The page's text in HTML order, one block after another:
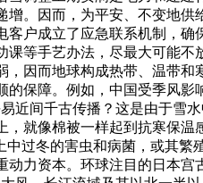
增。因而，为平安、不变地
客户成立了应急联系机制，
课等手艺办法，尽最大可能
因而地球构成热带、温带
的保障。例如，中国受季风
近间千古传播？这是由于雪
，就像棉被一样起到抗寒保
中过冬的害虫和病菌，或其
动力资本。环球注目的日本